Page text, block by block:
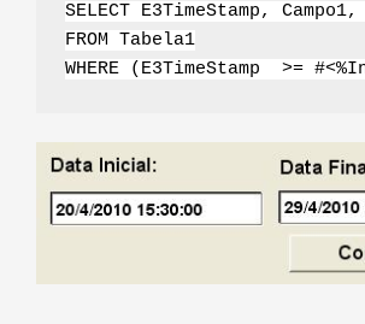
SELECT E3TimeStamp, Campo1,
FROM Tabela1
WHERE (E3TimeStamp  >=